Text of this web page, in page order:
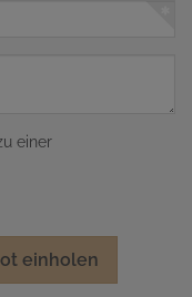
einer
einholen